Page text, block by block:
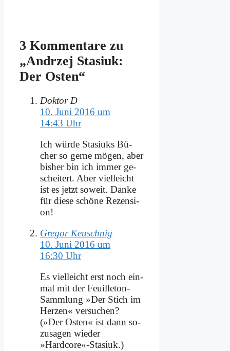
3 Kommentare zu
„An­drzej Sta­si­uk:
Der Osten“
Doktor D
10. Juni 2016 um
14:43 Uhr
Ich wür­de Sta­si­uks Bü­
cher so ger­ne mö­gen, aber
bis­her bin ich im­mer ge­
schei­tert. Aber viel­leicht
ist es jetzt so­weit. Dan­ke
für die­se schö­ne Re­zen­si­
on!
Gregor Keuschnig
10. Juni 2016 um
16:30 Uhr
Es viel­leicht erst noch ein­
mal mit der Feuil­le­ton-
Samm­lung »Der Stich im
Her­zen« ver­su­chen?
(»Der Osten« ist dann so­
zu­sa­gen wie­der
»Hardcore«-Stasiuk.)